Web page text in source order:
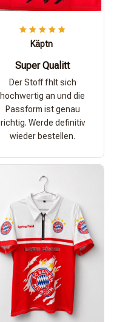
Käptn
Super Qualitt
Der Stoff fhlt sich
hochwertig an und die
Passform ist genau
richtig. Werde definitiv
wieder bestellen.